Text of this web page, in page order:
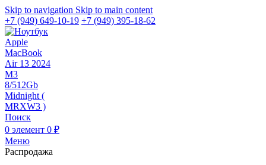
Skip to navigation Skip to main content
+7 (949) 649-10-19 +7 (949) 395-18-62
Поиск
0 элемент 0 ₽
Меню
Распродажа